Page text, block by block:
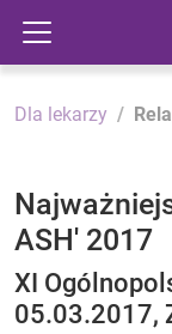
Dla lekarzy
ASH' 2017
XI
05.03.2017,